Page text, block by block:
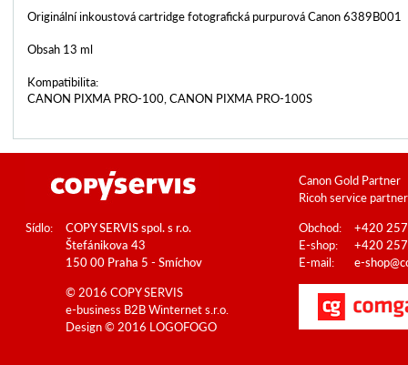
Originální inkoustová cartridge fotografická purpurová Canon 6389B001
Obsah 13 ml
Kompatibilita:
CANON PIXMA PRO-100, CANON PIXMA PRO-100S
Canon Gold Partner
Ricoh service partner
Sídlo:
COPY SERVIS spol. s r.o.
Štefánikova 43
150 00 Praha 5 - Smíchov
Obchod:
+420
E-shop:
+420
E-mail:
e-
© 2016 COPY SERVIS
e-business B2BWinternet s.r.o.
Design © 2016 LOGOFOGO